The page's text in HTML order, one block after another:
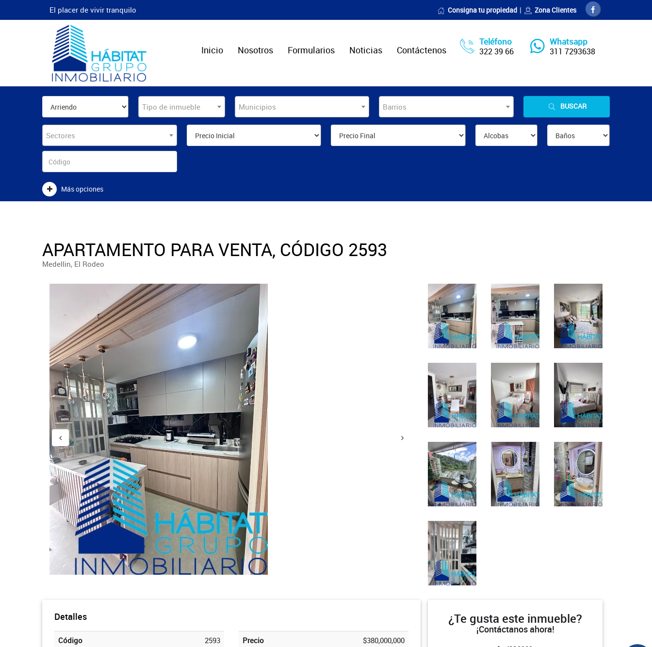
El placer de vivir tranquilo Consigna tu propiedad Zona Clientes
Teléfono
322 39 66
Whatsapp
311 7293638
Inicio Nosotros Formularios Noticias Contáctenos
Tipo de inmueble Municipios Barrios BUSCAR
Sectores
Más opciones
APARTAMENTO PARA VENTA, CÓDIGO 2593
Medellin, El Rodeo
Detalles
Código
2593
Precio
$380,000,000
¿Te gusta este inmueble?
¡Contáctanos ahora!